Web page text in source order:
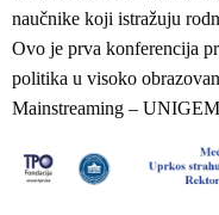
naučnike koji istražuju
Ovo je prva konferencija
politika u visoko
Mainstreaming –